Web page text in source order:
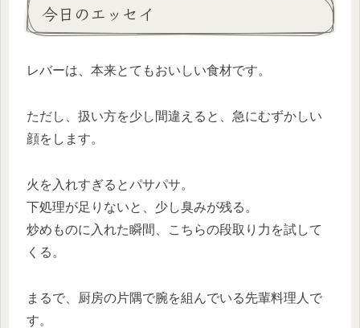
今日のエッセイ
レバーは、本来とてもおいしい食材です。
ただし、扱い方を少し間違えると、急にむずかしい
顔をします。
火を入れすぎるとパサパサ。
下処理が足りないと、少し臭みが残る。
炒めものに入れた瞬間、こちらの段取り力を試して
くる。
まるで、厨房の片隅で腕を組んでいる先輩料理人で
す。